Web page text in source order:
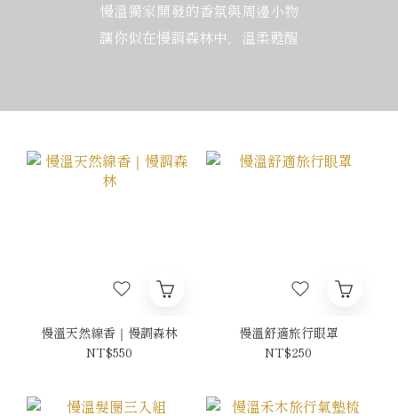
慢溫獨家開發的香氛與周邊小物
讓你似在慢調森林中，溫柔甦醒
慢溫天然線香｜慢調森林
NT$550
慢溫舒適旅行眼罩
NT$250